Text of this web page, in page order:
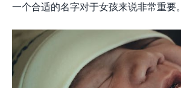
一个合适的名字对于女孩来说非常重要。